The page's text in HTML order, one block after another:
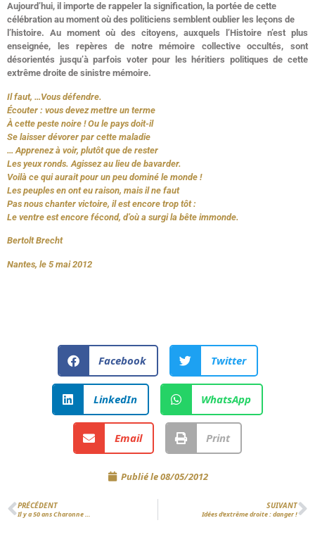
Aujourd’hui, il importe de rappeler la signification, la portée de cette
célébration au moment où des politiciens semblent oublier les leçons de
l’histoire. Au moment où des citoyens, auxquels l’Histoire n’est plus
enseignée, les repères de notre mémoire collective occultés, sont
désorientés jusqu’à parfois voter pour les héritiers politiques de cette
extrême droite de sinistre mémoire.
Il faut, …Vous défendre.
Écouter : vous devez mettre un terme
À cette peste noire ! Ou le pays doit-il
Se laisser dévorer par cette maladie
… Apprenez à voir, plutôt que de rester
Les yeux ronds. Agissez au lieu de bavarder.
Voilà ce qui aurait pour un peu dominé le monde !
Les peuples en ont eu raison, mais il ne faut
Pas nous chanter victoire, il est encore trop tôt :
Le ventre est encore fécond, d’où a surgi la bête immonde.
Bertolt Brecht
Nantes, le 5 mai 2012
Facebook Twitter
LinkedIn WhatsApp
Email Print
Publié le08/05/2012
PRÉCÉDENT
Il y a 50 ans Charonne …
SUIVANT
Idées d’extrême droite : danger !